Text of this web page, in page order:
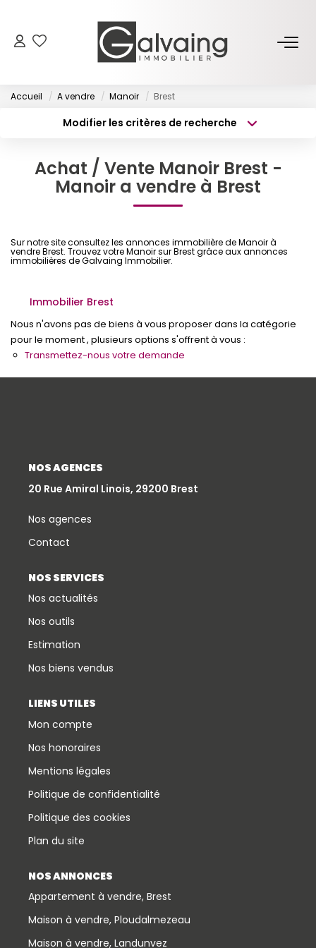
À Vendre
À Louer
PROGRAMMES NEUFS
GESTION LOCATIVE
Qui Sommes-Nous
Notre Équipe
ESPACE CLIENT
Accueil A vendre Manoir Brest
Modifier les critères de recherche
Sélectionnez...
Type de bien
Surface min
Créer une alerte
Achat / Vente Manoir Brest -
Manoir a vendre à Brest
Sur notre site consultez les annonces immobilière de Manoir à
vendre Brest. Trouvez votre Manoir sur Brest grâce aux annonces
immobilières de Galvaing Immobilier.
Immobilier Brest
Nous n'avons pas de biens à vous proposer dans la catégorie
pour le moment , plusieurs options s'offrent à vous :
Transmettez-nous votre demande
NOS AGENCES
20 Rue Amiral Linois, 29200 Brest
Nos agences
Contact
NOS SERVICES
Nos actualités
Nos outils
Estimation
Nos biens vendus
LIENS UTILES
Mon compte
Nos honoraires
Mentions légales
Politique de confidentialité
Politique des cookies
Plan du site
NOS ANNONCES
Appartement à vendre, Brest
Maison à vendre, Ploudalmezeau
Maison à vendre, Landunvez